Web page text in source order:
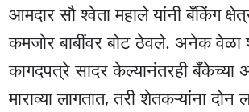
आमदार सौ श्वेता महाले यांनी बँकिंग
कमजोर बाबींवर बोट ठेवले. अनेक वेळा
कागदपत्रे सादर केल्यानंतरही
माराव्या लागतात, तरी शेतकऱ्यांना दोन